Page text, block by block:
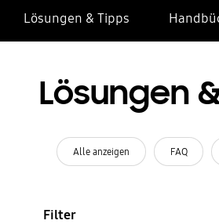
Lösungen & Tipps
Lösungen
Alle anzeigen FAQ
Filter